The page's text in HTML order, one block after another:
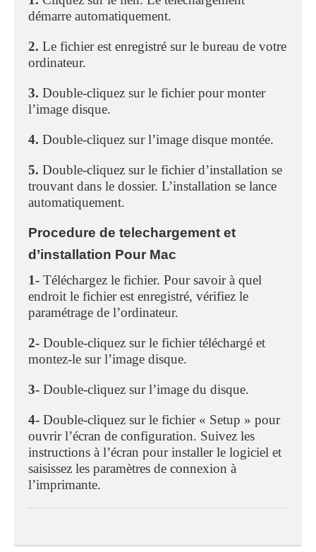
démarre automatiquement.
2. Le fichier est enregistré sur le bureau de votre
ordinateur.
3. Double-cliquez sur le fichier pour monter
l’image disque.
4. Double-cliquez sur l’image disque montée.
5. Double-cliquez sur le fichier d’installation se
trouvant dans le dossier. L’installation se lance
automatiquement.
Procedure de telechargement et
d’installation Pour Mac
1- Téléchargez le fichier. Pour savoir à quel
endroit le fichier est enregistré, vérifiez le
paramétrage de l’ordinateur.
2- Double-cliquez sur le fichier téléchargé et
montez-le sur l’image disque.
3- Double-cliquez sur l’image du disque.
4- Double-cliquez sur le fichier « Setup » pour
ouvrir l’écran de configuration. Suivez les
instructions à l’écran pour installer le logiciel et
saisissez les paramètres de connexion à
l’imprimante.